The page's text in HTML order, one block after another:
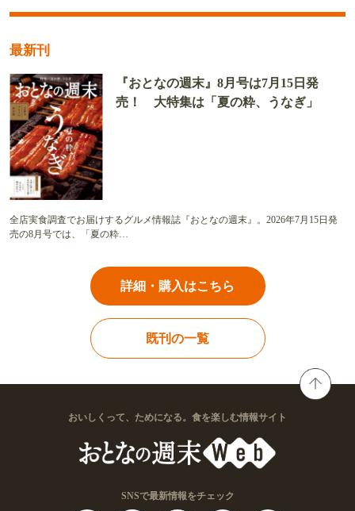
最新刊
『おとなの週末』8月号は7月15日発
売！ 大特集は「夏の粋、うなぎ」
全店実食調査でお届けするグルメ情報誌『おとなの週末』。2026年7月15日発
売の8月号では、「夏の粋…
詳細・購入はこちら
既刊の一覧
おいしくって、ためになる。食を楽しむ情報サイト
SNSで最新情報をチェック